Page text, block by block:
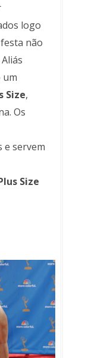
logo
não
um
Size,
Os
e servem
Size